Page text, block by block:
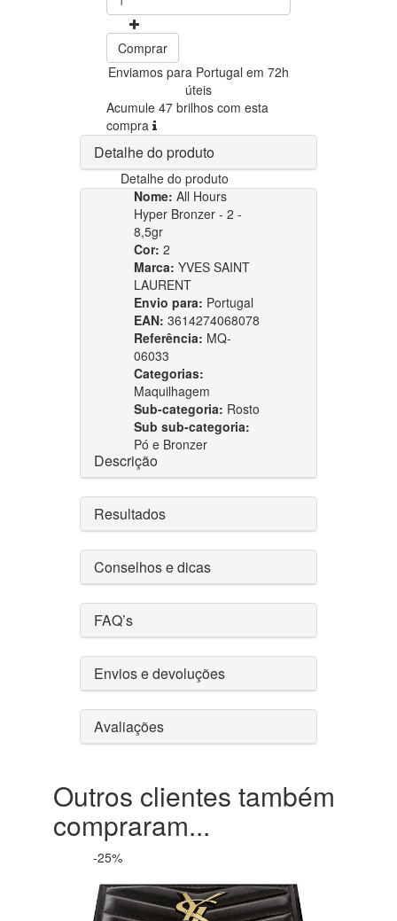
Comprar
Enviamos para Portugal em 72h
úteis
Acumule 47 brilhos com esta
compra
Detalhe do produto
Detalhe do produto
Nome: All Hours
Hyper Bronzer - 2 -
8,5gr
Cor: 2
Marca: YVES SAINT
LAURENT
Envio para: Portugal
EAN: 3614274068078
Referência: MQ-
06033
Categorias:
Maquilhagem
Sub-categoria: Rosto
Sub sub-categoria:
Pó e Bronzer
Descrição
Resultados
Conselhos e dicas
FAQ’s
Envios e devoluções
Avaliações
Outros clientes também
compraram...
-25%